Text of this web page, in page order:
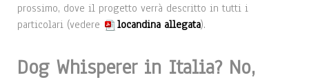
prossimo, dove il progetto verrà descritto in tutti i
particolari (vedere
locandina allegata).
Dog Whisperer in Italia? No,